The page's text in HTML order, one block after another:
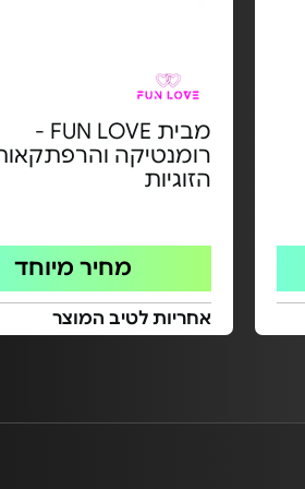
מבית FUN LOVE -
רומנטיקה
הזוגיות
מחיר מיוחד
אחריות לטיב המוצר